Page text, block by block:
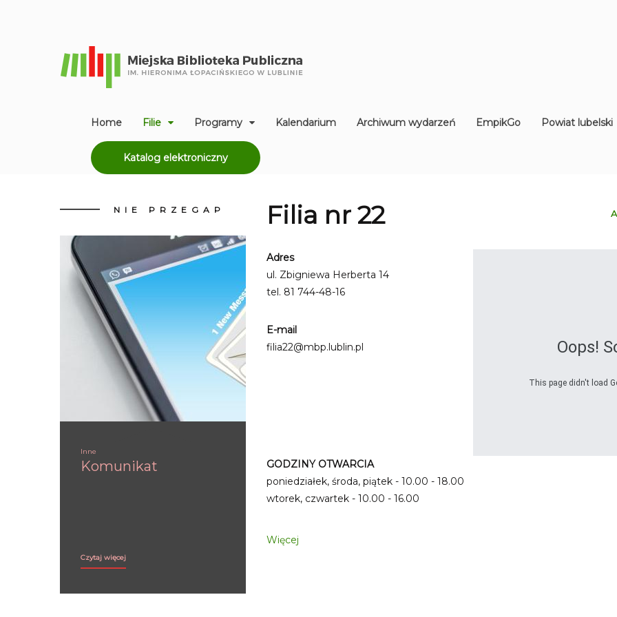
Home Filie Programy Kalendarium Archiwum wydarzeń EmpikGo Powiat lubelski
Katalog elektroniczny
Filia nr 22
Adres
ul. Zbigniewa Herberta 14
tel. 81 744-48-16
E-mail
filia22@mbp.lublin.pl
Oops!
This page didn't load
GODZINY OTWARCIA
poniedziałek, środa, piątek - 10.00 - 18.00
wtorek, czwartek - 10.00 - 16.00
Więcej
NIE PRZEGAP
Inne
Komunikat
Komunikat:
Czytaj więcej